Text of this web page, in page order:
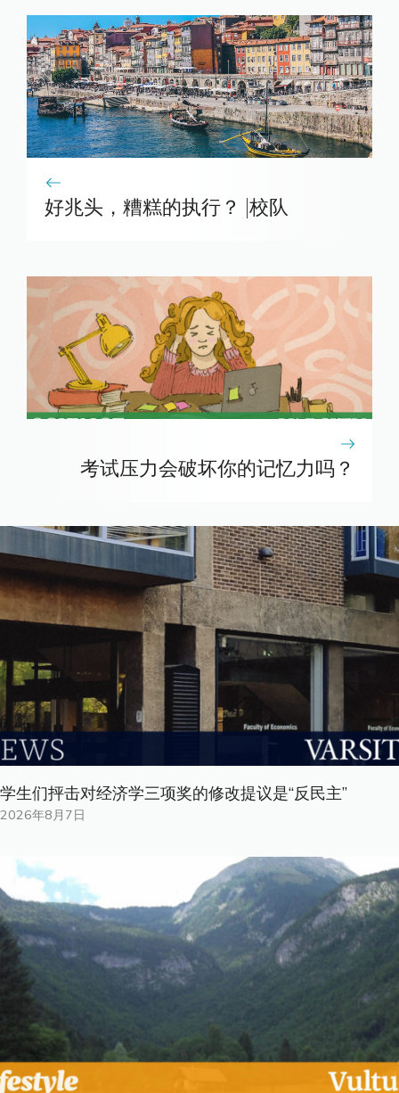
好兆头，糟糕的执行？ |校队
考试压力会破坏你的记忆力吗？
学生们抨击对经济学三项奖的修改提议是“反民主”
2026年8月7日